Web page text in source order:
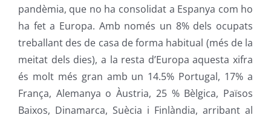
pandèmia, que no ha consolidat a Espanya com ho
ha fet a Europa. Amb només un 8% dels ocupats
treballant des de casa de forma habitual (més de la
meitat dels dies), a la resta d’Europa aquesta xifra
és molt més gran amb un 14.5% Portugal, 17% a
França, Alemanya o Àustria, 25 % Bèlgica, Països
Baixos, Dinamarca, Suècia i Finlàndia, arribant al